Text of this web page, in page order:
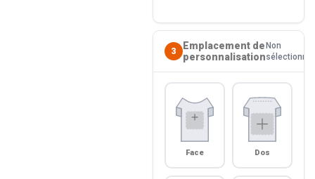
3
Emplacement de
personnalisation
Non
sélectionné
Face Dos